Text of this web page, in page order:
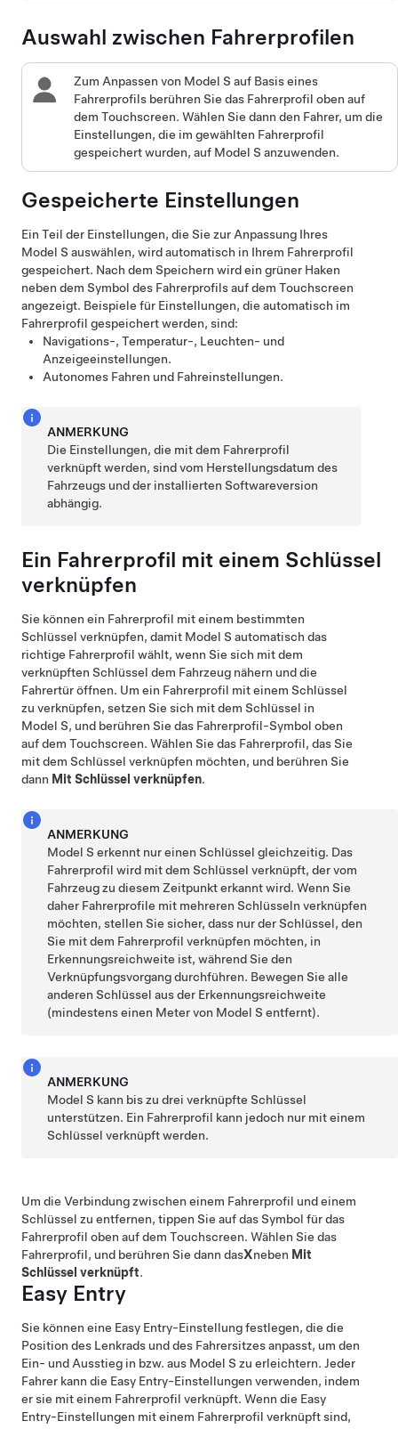
Auswahl zwischen Fahrerprofilen
Zum Anpassen von Model S auf Basis eines
Fahrerprofils berühren Sie das Fahrerprofiloben auf
dem Touchscreen. Wählen Sie dann den Fahrer, um die
Einstellungen, die im gewählten Fahrerprofil
gespeichert wurden, auf Model S anzuwenden.
Gespeicherte Einstellungen
Ein Teil der Einstellungen, die Sie zur Anpassung Ihres
Model S auswählen, wird automatisch in Ihrem Fahrerprofil
gespeichert. Nach dem Speichern wird ein grüner Haken
neben dem Symbol des Fahrerprofils auf dem Touchscreen
angezeigt. Beispiele für Einstellungen, die automatisch im
Fahrerprofil gespeichert werden, sind:
Navigations-, Temperatur-, Leuchten- und
Anzeigeeinstellungen.
Autonomes Fahren und Fahreinstellungen.
ANMERKUNG
Die Einstellungen, die mit dem Fahrerprofil
verknüpft werden, sind vom Herstellungsdatum des
Fahrzeugs und der installierten Softwareversion
abhängig.
Ein Fahrerprofil mit einem Schlüssel
verknüpfen
Sie können ein Fahrerprofil mit einem bestimmten
Schlüssel verknüpfen, damit Model S automatisch das
richtige Fahrerprofil wählt, wenn Sie sich mit dem
verknüpften Schlüssel dem Fahrzeug nähern und die
Fahrertür öffnen. Um ein Fahrerprofil mit einem Schlüssel
zu verknüpfen, setzen Sie sich mit dem Schlüssel in
Model S, und berühren Sie das Fahrerprofil-Symbol oben
auf dem Touchscreen. Wählen Sie das Fahrerprofil, das Sie
mit dem Schlüssel verknüpfen möchten, und berühren Sie
dann Mit Schlüssel verknüpfen.
ANMERKUNG
Model S erkennt nur einen Schlüssel gleichzeitig. Das
Fahrerprofil wird mit dem Schlüssel verknüpft, der vom
Fahrzeug zu diesem Zeitpunkt erkannt wird. Wenn Sie
daher Fahrerprofile mit mehreren Schlüsseln verknüpfen
möchten, stellen Sie sicher, dass nur der Schlüssel, den
Sie mit dem Fahrerprofil verknüpfen möchten, in
Erkennungsreichweite ist, während Sie den
Verknüpfungsvorgang durchführen. Bewegen Sie alle
anderen Schlüssel aus der Erkennungsreichweite
(mindestenseinen Metervon Model S entfernt).
ANMERKUNG
Model S kann bis zudrei verknüpfte Schlüssel
unterstützen. Ein Fahrerprofil kann jedoch nur mit einem
Schlüssel verknüpft werden.
Um die Verbindung zwischen einem Fahrerprofil und einem
Schlüssel zu entfernen, tippen Sie auf das Symbol für das
Fahrerprofil oben auf dem Touchscreen. Wählen Sie das
Fahrerprofil, und berühren Sie dann dasXneben Mit
Schlüssel verknüpft.
Easy Entry
Sie können eine Easy Entry-Einstellung festlegen, die die
Position des Lenkrads und des Fahrersitzes anpasst, um den
Ein- und Ausstieg in bzw. aus Model S zu erleichtern. Jeder
Fahrer kann die Easy Entry-Einstellungen verwenden, indem
er sie mit einem Fahrerprofil verknüpft. Wenn die Easy
Entry-Einstellungen mit einem Fahrerprofil verknüpft sind,